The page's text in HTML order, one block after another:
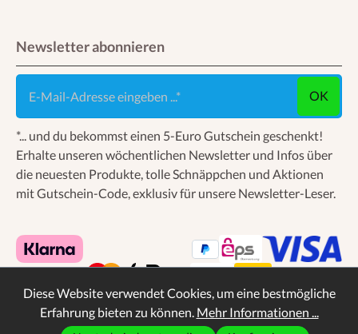
Newsletter abonnieren
E-Mail-Adresse eingeben ...
OK
*... und du bekommst einen 5-Euro Gutschein geschenkt!
Erhalte unseren wöchentlichen Newsletter und Infos über
die neuesten Produkte, tolle Schnäppchen und Aktionen
mit Gutschein-Code, exklusiv für unsere Newsletter-Leser.
Diese Website verwendet Cookies, um eine bestmögliche
Erfahrung bieten zu können. Mehr Informationen ...